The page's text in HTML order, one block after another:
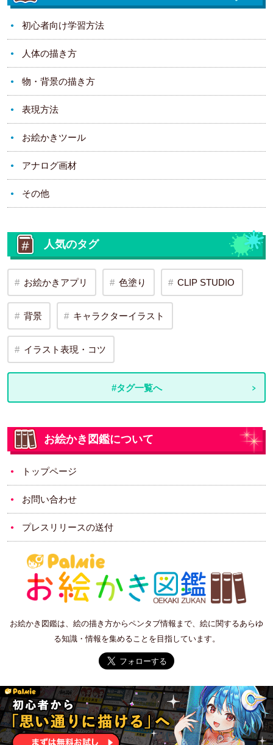
初心者向け学習方法
人体の描き方
物・背景の描き方
表現方法
お絵かきツール
アナログ画材
その他
人気のタグ
お絵かきアプリ 色塗り CLIP STUDIO
背景 キャラクターイラスト
イラスト表現・コツ
#タグ一覧へ
お絵かき図鑑について
トップページ
お問い合わせ
プレスリリースの送付
お絵かき図鑑は、絵の描き方からペンタブ情報まで、絵に関するあらゆ
る知識・情報を集めることを目指しています。